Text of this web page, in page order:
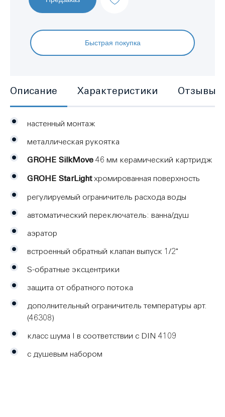
Быстрая покупка
Описание
настенный монтаж
металлическая рукоятка
GROHE SilkMove 46 мм керамический картридж
GROHE StarLightхромированная поверхность
регулируемый ограничитель расхода воды
автоматический переключатель: ванна/душ
аэратор
встроенный обратный клапан выпуск 1/2"
S-обратные эксцентрики
защита от обратного потока
дополнительный ограничитель температуры арт.
(46308)
класс шума I в соответствии с DIN 4109
с душевым набором
Характеристики Отзывы